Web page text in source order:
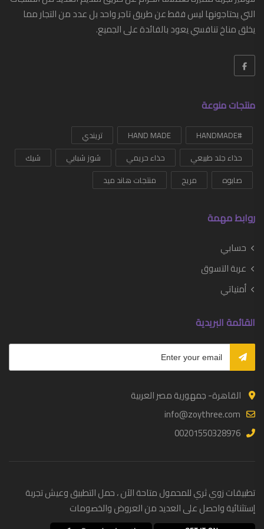
أزياء
أزياء رجالي
ساعات
G-SHOCK
شرابات
أحذية
أحزمة نسائية
إكسسوارات
ساعات
شنط
ملابس
نظارات
التي يحتاجونها ليس فقط عن طريق تاجر واحد بل عدد من التجار مما
يخلق مناخ تنافسي يعود بالفائدة على الجميع.
منتجات منوعة
#HANDMADE
HAND MADE
تريندي
حذاء جلد طبيعي
حذاء حريمي شوز شبابي
شيك
صابوه
مريح منتجات هاند ميد
روابط مهمة
حسابي
عربة التسوق
أمنياتي
القائمة البريدية
القاهرة- جمهورية مصر العربية
info@zoythree.com
00201550328976
تطبيقات زوي ثري للمحمول متاحة الآن ، حمل التطبيق وعيش تجربة
إستثنائية واحصل على العديد من العروض والخصومات